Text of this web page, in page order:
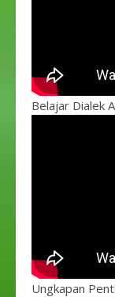
Belajar Dialek
Ungkapan